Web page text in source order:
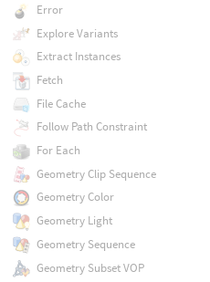
Error
Explore Variants
Extract Instances
Fetch
File Cache
Follow Path Constraint
For Each
Geometry Clip Sequence
Geometry Color
Geometry Light
Geometry Sequence
Geometry Subset VOP